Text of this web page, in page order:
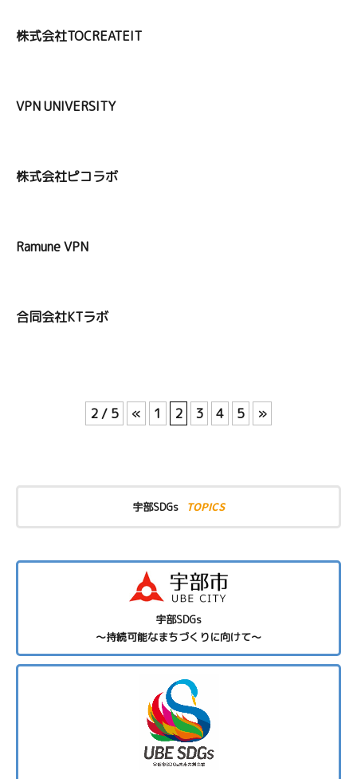
株式会社TOCREATEIT
VPN UNIVERSITY
株式会社ピコラボ
Ramune VPN
合同会社KTラボ
2 / 5 « 1 2 3 4 5 »
宇部SDGs TOPICS
宇部SDGs
～持続可能なまちづくりに向けて～